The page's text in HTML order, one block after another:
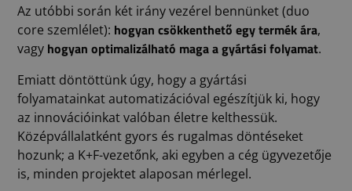
Az utóbbi során két irány vezérel bennünket (duo
core szemlélet): hogyan csökkenthető egy termék ára,
vagy hogyan optimalizálható maga a gyártási folyamat.
Emiatt döntöttünk úgy, hogy a gyártási
folyamatainkat automatizációval egészítjük ki, hogy
az innovációinkat valóban életre kelthessük.
Középvállalatként gyors és rugalmas döntéseket
hozunk; a K+F-vezetőnk, aki egyben a cég ügyvezetője
is, minden projektet alaposan mérlegel.